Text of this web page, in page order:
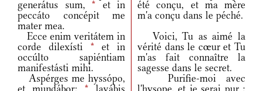
generátus sum, * et in
peccáto concépit me
mater mea.
été conçu, et ma mère
m'a conçu dans le péché.
Ecce enim veritátem in
corde dilexísti * et in
occúlto sapiéntiam
manifestásti mihi.
Voici, Tu as aimé la
vérité dans le cœur et Tu
m'as fait connaître la
sagesse dans le secret.
Aspérges me hyssópo,
Purifie-moi avec